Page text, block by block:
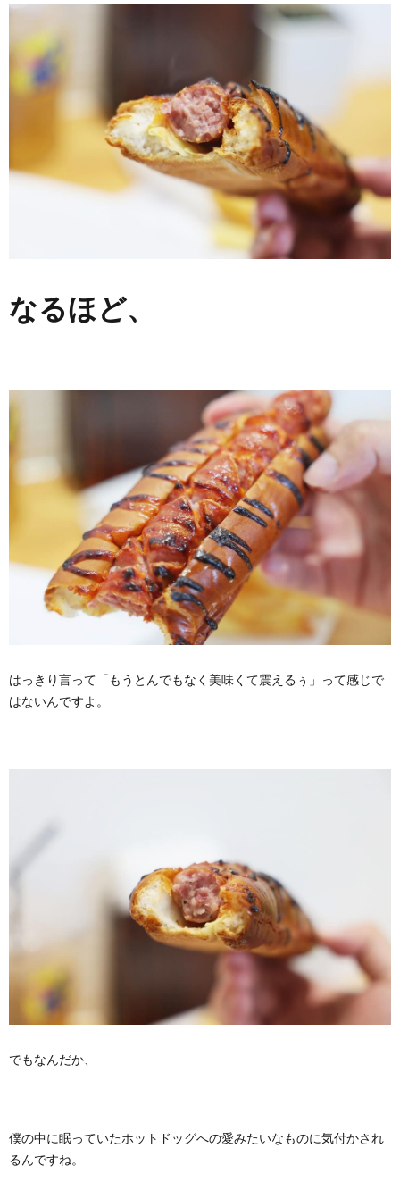
なるほど、
はっきり言って「もうとんでもなく美味くて震えるぅ」って感じで
はないんですよ。
でもなんだか、
僕の中に眠っていたホットドッグへの愛みたいなものに気付かされ
るんですね。